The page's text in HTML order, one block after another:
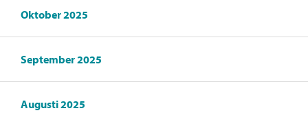
Oktober 2025
September 2025
Augusti 2025